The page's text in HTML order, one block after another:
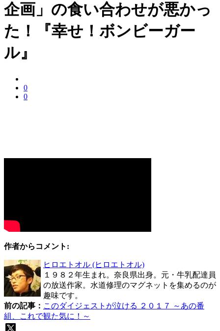
企画」の食い合わせが悪かっ
た！『幸せ！ボンビーガー
ル』
0
0
作者からコメント:
ヒロエトオル (ヒロエトオル)
１９８２年生まれ。奈良県出身。元・牛乳配達員
の放送作家。水道修理のマグネットを集めるのが
趣味です。
前の記事： このダイジェストが泣ける ２０１７ ～あの番
組、これで観た気に！～